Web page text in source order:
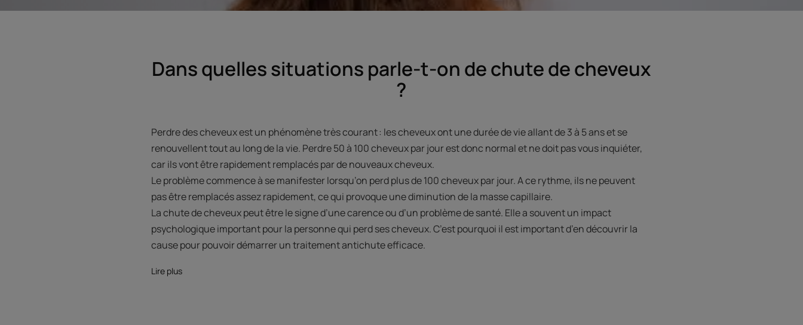
Dans quelles situations parle-t-on de chute de cheveux
?
Perdre des cheveux est un phénomène très courant : les cheveux ont une durée de vie allant de 3 à 5 ans et se
renouvellent tout au long de la vie. Perdre 50 à 100 cheveux par jour est donc normal et ne doit pas vous inquiéter,
car ils vont être rapidement remplacés par de nouveaux cheveux.
Le problème commence à se manifester lorsqu’on perd plus de 100 cheveux par jour. A ce rythme, ils ne peuvent
pas être remplacés assez rapidement, ce qui provoque une diminution de la masse capillaire.
La chute de cheveux peut être le signe d’une carence ou d’un problème de santé. Elle a souvent un impact
psychologique important pour la personne qui perd ses cheveux. C’est pourquoi il est important d’en découvrir la
cause pour pouvoir démarrer un traitement antichute efficace.
Lire plus